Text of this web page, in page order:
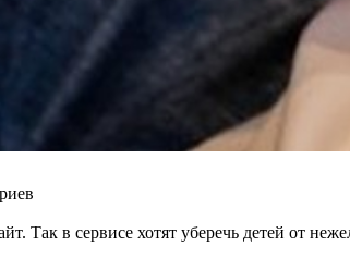
Так в сервисе хотят уберечь детей от